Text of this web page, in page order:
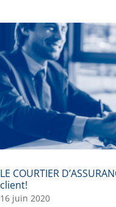
LE COURTIER
client!
16 juin 2020